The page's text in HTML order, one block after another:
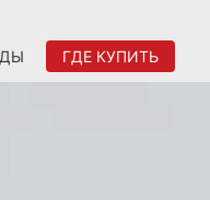
ГДЕ КУПИТЬ